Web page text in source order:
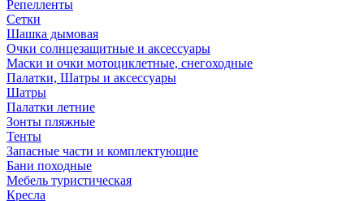
Репелленты
Сетки
Шашка дымовая
Очки солнцезащитные и аксессуары
Маски и очки мотоциклетные, снегоходные
Палатки, Шатры и аксессуары
Шатры
Палатки летние
Зонты пляжные
Тенты
Запасные части и комплектующие
Бани походные
Мебель туристическая
Кресла